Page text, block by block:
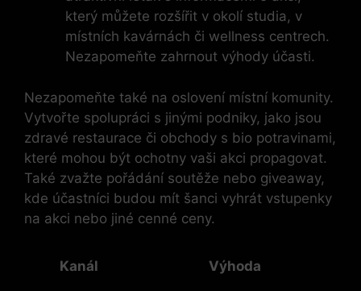
který můžete rozšířit v okolí studia, v
místních kavárnách či wellness centrech.
Nezapomeňte zahrnout výhody účasti.
Nezapomeňte také na oslovení místní komunity.
Vytvořte spolupráci s jinými podniky, jako jsou
zdravé restaurace či obchody s bio potravinami,
které mohou být ochotny vaši akci propagovat.
Také zvažte pořádání soutěže nebo giveaway,
kde účastníci budou mít šanci vyhrát vstupenky
na akci nebo jiné cenné ceny.
Kanál Výhoda